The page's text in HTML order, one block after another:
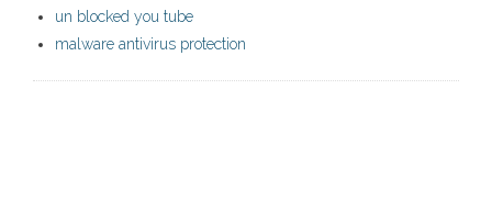
un blocked you tube
malware antivirus protection